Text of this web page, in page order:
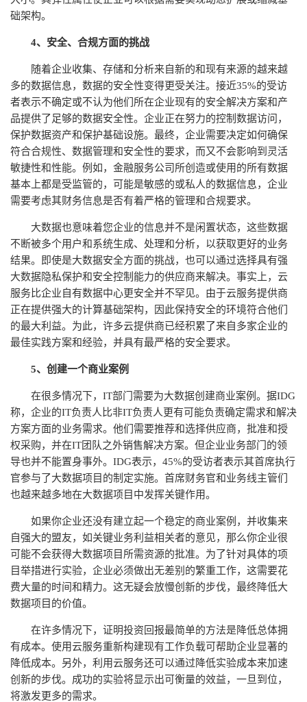
础架构。
4、安全、合规方面的挑战
随着企业收集、存储和分析来自新的和现有来源的越来越
多的数据信息，数据的安全性变得更受关注。接近35%的受访
者表示不确定或不认为他们所在企业现有的安全解决方案和产
品提供了足够的数据安全性。企业正在努力的控制数据访问，
保护数据资产和保护基础设施。最终，企业需要决定如何确保
符合合规性、数据管理和安全性的要求，而又不会影响到灵活
敏捷性和性能。例如，金融服务公司所创造或使用的所有数据
基本上都是受监管的，可能是敏感的或私人的数据信息，企业
需要考虑其财务信息是否有着严格的管理和合规要求。
大数据也意味着您企业的信息并不是闲置状态，这些数据
不断被多个用户和系统生成、处理和分析，以获取更好的业务
结果。即使是大数据安全方面的挑战，也可以通过选择具有强
大数据隐私保护和安全控制能力的供应商来解决。事实上，云
服务比企业自有数据中心更安全并不罕见。由于云服务提供商
正在提供强大的计算基础架构，因此保持安全的环境符合他们
的最大利益。为此，许多云提供商已经积累了来自多家企业的
最佳实践方案和经验，并具有最严格的安全要求。
5、创建一个商业案例
在很多情况下，IT部门需要为大数据创建商业案例。据IDG
称，企业的IT负责人比非IT负责人更有可能负责确定需求和解决
方案方面的业务需求。他们需要推荐和选择供应商，批准和授
权采购，并在IT团队之外销售解决方案。但企业业务部门的领
导也并不能置身事外。IDG表示，45%的受访者表示其首席执行
官参与了大数据项目的制定实施。首席财务官和业务线主管们
也越来越多地在大数据项目中发挥关键作用。
如果你企业还没有建立起一个稳定的商业案例，并收集来
自强大的盟友，如关键业务利益相关者的意见，那么你企业很
可能不会获得大数据项目所需资源的批准。为了针对具体的项
目举措进行实验，企业必须做出无差别的繁重工作，这需要花
费大量的时间和精力。这无疑会放慢创新的步伐，最终降低大
数据项目的价值。
在许多情况下，证明投资回报最简单的方法是降低总体拥
有成本。使用云服务重新构建现有工作负载可帮助企业显著的
降低成本。另外，利用云服务还可以通过降低实验成本来加速
创新的步伐。成功的实验将显示出可衡量的效益，一旦到位，
将激发更多的需求。